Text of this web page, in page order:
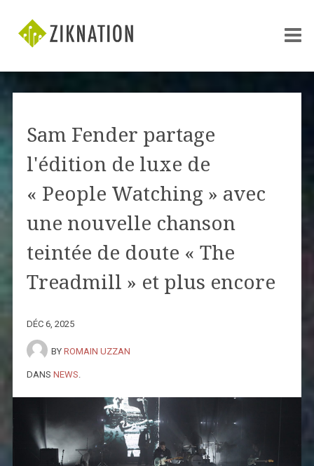
Sam Fender partage
l'édition de luxe de
« People Watching » avec
une nouvelle chanson
teintée de doute « The
Treadmill » et plus encore
DÉC 6, 2025
BY ROMAIN UZZAN
DANS NEWS